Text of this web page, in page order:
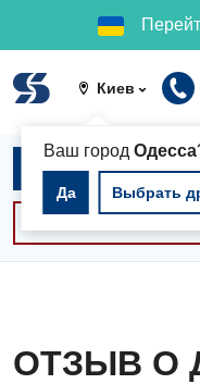
Киев
Ваш город Одесса
Да Выбрать
ОТЗЫВ О